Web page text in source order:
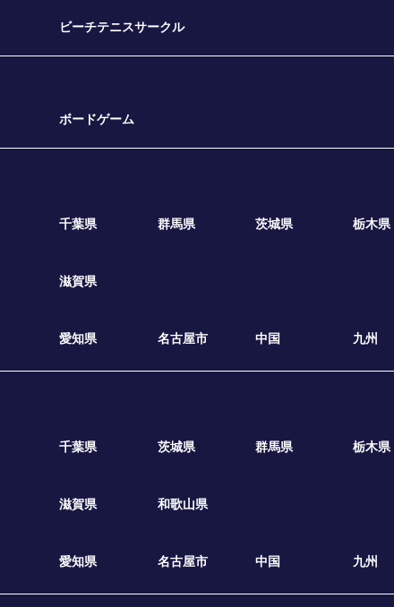
ビーチテニスサークル
ボードゲーム
千葉県 群馬県 茨城県 栃木県
滋賀県
愛知県 名古屋市 中国 九州
千葉県 茨城県 群馬県 栃木県
滋賀県 和歌山県
愛知県 名古屋市 中国 九州